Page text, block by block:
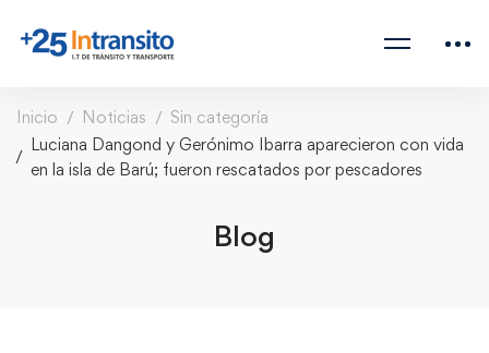
Inicio Noticias
Sin categoría
Luciana Dangond y Gerónimo Ibarra aparecieron con vida
en la isla de Barú; fueron rescatados por pescadores
Blog